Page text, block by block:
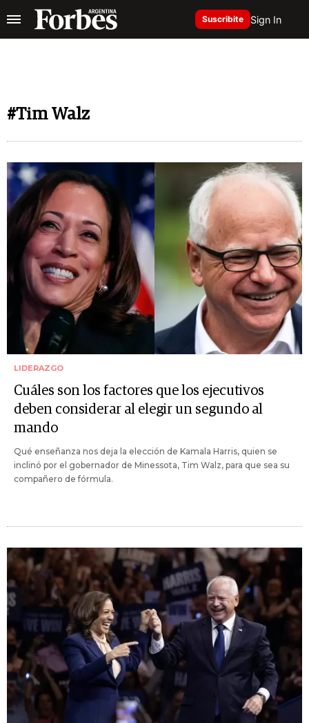
Suscribite Sign In
#Tim Walz
LIDERAZGO
Cuáles son los factores que los ejecutivos
deben considerar al elegir un segundo al
mando
Qué enseñanza nos deja la elección de Kamala Harris, quien se
inclinó por el gobernador de Minessota, Tim Walz, para que sea su
compañero de fórmula.